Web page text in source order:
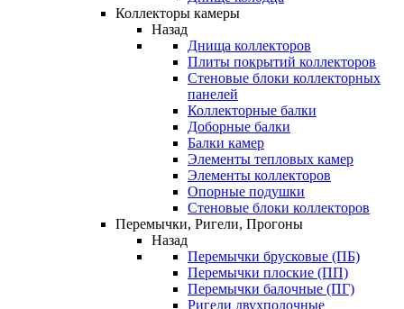
Коллекторы камеры
Назад
Днища коллекторов
Плиты покрытий коллекторов
Стеновые блоки коллекторных
панелей
Коллекторные балки
Доборные балки
Балки камер
Элементы тепловых камер
Элементы коллекторов
Опорные подушки
Стеновые блоки коллекторов
Перемычки, Ригели, Прогоны
Назад
Перемычки брусковые (ПБ)
Перемычки плоские (ПП)
Перемычки балочные (ПГ)
Ригели двухполочные